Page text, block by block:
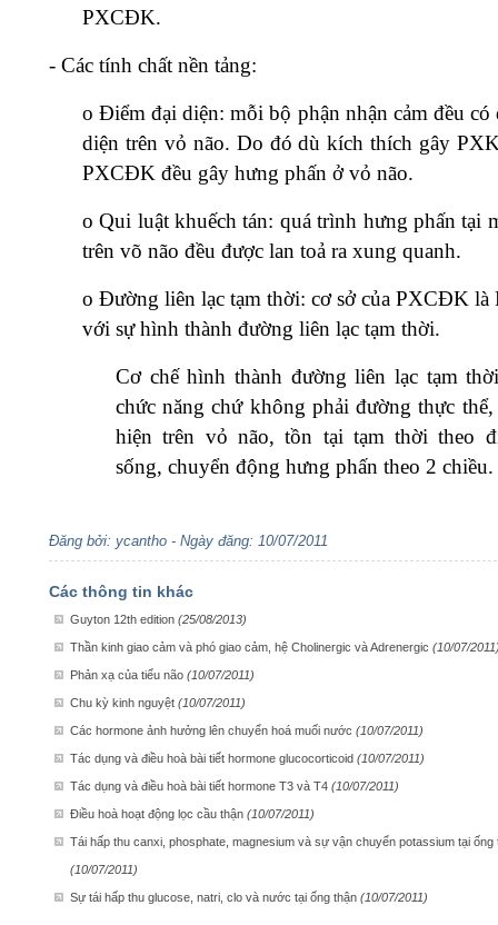
PXCĐK.
- Các tính chất nền tảng:
o Điểm đại diện: mỗi bộ phận nhận cảm đều có
diện trên vỏ não. Do đó dù kích thích gây
PXCĐK đều gây hưng phấn ở vỏ não.
o Qui luật khuếch tán: quá trình hưng phấn tại
trên võ não đều được lan toả ra xung quanh.
o Đường liên lạc tạm thời: cơ sở của PXCĐK
với sự hình thành đường liên lạc tạm thời.
Cơ chế hình thành đường liên lạc tạm
chức năng chứ không phải đường thực
hiện trên vỏ não, tồn tại tạm thời theo
sống, chuyển động hưng phấn theo 2 chiều.
Đăng bởi: ycantho - Ngày đăng: 10/07/2011
Các thông tin khác
Guyton 12th edition (25/08/2013)
Thần kinh giao cảm và phó giao cảm, hệ Cholinergic và Adrenergic (10/07/
Phản xạ của tiểu não (10/07/2011)
Chu kỳ kinh nguyệt (10/07/2011)
Các hormone ảnh hưởng lên chuyển hoá muối nước (10/07/2011)
Tác dụng và điều hoà bài tiết hormone glucocorticoid (10/07/2011)
Tác dụng và điều hoà bài tiết hormone T3 và T4 (10/07/2011)
Điều hoà hoạt động lọc cầu thận (10/07/2011)
Tái hấp thu canxi, phosphate, magnesium và sự vận chuyển potassium tại ống
(10/07/2011)
Sự tái hấp thu glucose, natri, clo và nước tại ống thận (10/07/2011)